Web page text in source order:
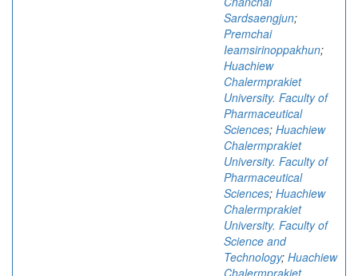
Sardsaengjun;
Premchai
Ieamsirinoppakhun;
Huachiew
Chalermprakiet
University. Faculty of
Pharmaceutical
Sciences; Huachiew
Chalermprakiet
University. Faculty of
Pharmaceutical
Sciences; Huachiew
Chalermprakiet
University. Faculty of
Science and
Technology; Huachiew
Chalermprakiet